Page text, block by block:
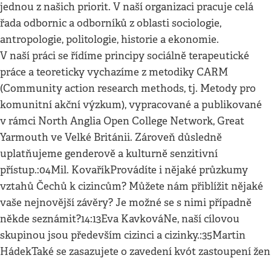
jednou z našich priorit. V naší organizaci pracuje celá
řada odbornic a odborníků z oblasti sociologie,
antropologie, politologie, historie a ekonomie.
V naší práci se řídíme principy sociálně terapeutické
práce a teoreticky vychazíme z metodiky CARM
(Community action research methods, tj. Metody pro
komunitní akční výzkum), vypracované a publikované
v rámci North Anglia Open College Network, Great
Yarmouth ve Velké Británii. Zároveň důsledně
uplatňujeme genderově a kulturně senzitivní
přístup.:04Mil. KovaříkProvádíte i nějaké průzkumy
vztahů Čechů k cizincům? Můžete nám přiblížit nějaké
vaše nejnovější závěry? Je možné se s nimi případně
někde seznámit?14:13Eva KavkováNe, naší cílovou
skupinou jsou především cizinci a cizinky.:35Martin
HádekTaké se zasazujete o zavedení kvót zastoupení žen